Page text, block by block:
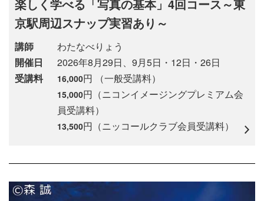
楽しく学べる「写真の基本」4回コース～東
京駅周辺スナップ実習あり～
講師
わたなべりょう
開催日
2026年8月29日、9月5日・12日・26日
受講料
16,000円 （一般受講料）
15,000円（ニコンイメージングプレミアム会
員受講料）
13,500円（ニッコールクラブ会員受講料）